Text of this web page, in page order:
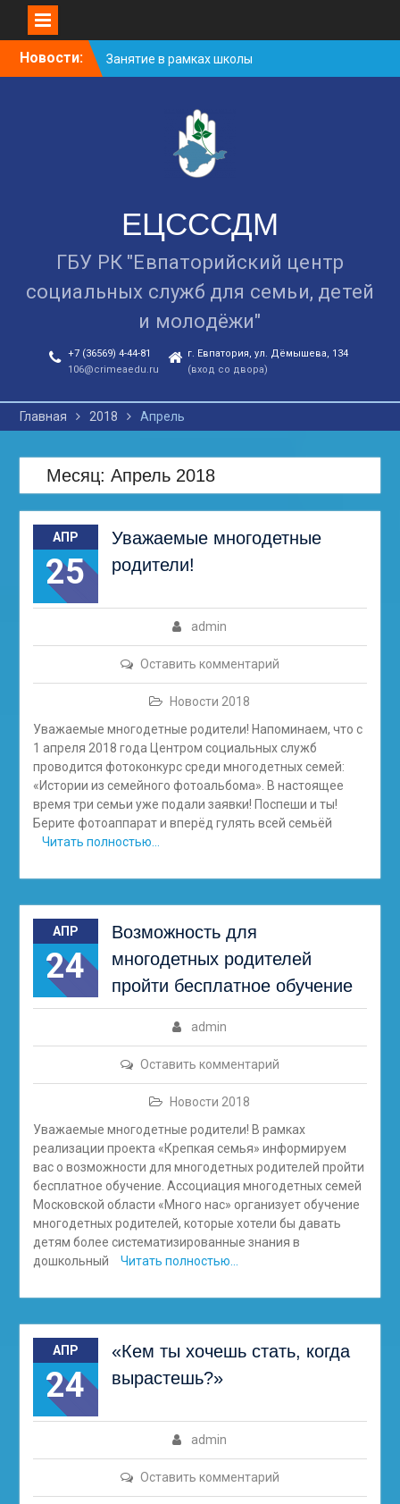
SkipНовости:
Занятие в рамках школы
молодожёнов прошло в
Cоциологический опрос
граждан старше 55 лет по
вопросам занятости
Уличная акция
ЕЦСССДМ
ГБУ РК "Евпаторийский центр
социальных служб для семьи, детей
и молодёжи"
+7 (36569) 4-44-81
106@crimeaedu.ru
г. Евпатория, ул. Дёмышева, 134
(вход со двора)
Главная 2018 Апрель
Месяц: Апрель 2018
АПР
25
Уважаемые многодетные
родители!
admin
Оставить комментарий
Новости 2018
Уважаемые многодетные родители! Напоминаем, что с
1 апреля 2018 года Центром социальных служб
проводится фотоконкурс среди многодетных семей:
«Истории из семейного фотоальбома». В настоящее
время три семьи уже подали заявки! Поспеши и ты!
Берите фотоаппарат и вперёд гулять всей семьёй
Читать полностью…
АПР
24
Возможность для
многодетных родителей
пройти бесплатное обучение
admin
Оставить комментарий
Новости 2018
Уважаемые многодетные родители! В рамках
реализации проекта «Крепкая семья» информируем
вас о возможности для многодетных родителей пройти
бесплатное обучение. Ассоциация многодетных семей
Московской области «Много нас» организует обучение
многодетных родителей, которые хотели бы давать
детям более систематизированные знания в
дошкольный
Читать полностью…
АПР
24
«Кем ты хочешь стать, когда
вырастешь?»
admin
Оставить комментарий